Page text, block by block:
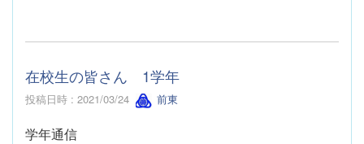
在校生の皆さん 1学年
投稿日時 : 2021/03/24 前東
学年通信